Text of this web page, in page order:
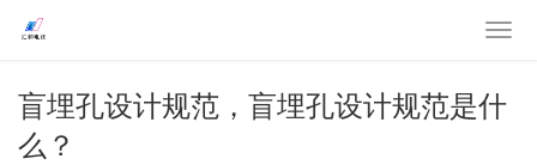
盲埋孔设计规范，盲埋孔设计规范是什
么？